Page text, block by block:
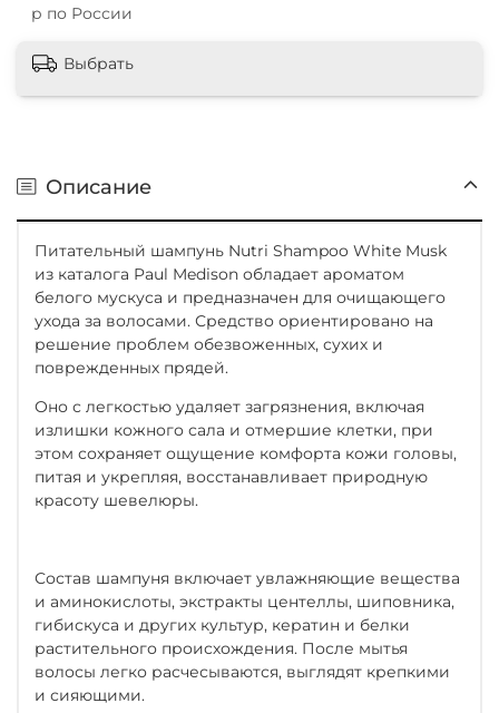
р по России
Выбрать
Описание
Питательный шампунь Nutri Shampoo White Musk
из каталога Paul Medison обладает ароматом
белого мускуса и предназначен для очищающего
ухода за волосами. Средство ориентировано на
решение проблем обезвоженных, сухих и
поврежденных прядей.
Оно с легкостью удаляет загрязнения, включая
излишки кожного сала и отмершие клетки, при
этом сохраняет ощущение комфорта кожи головы,
питая и укрепляя, восстанавливает природную
красоту шевелюры.
Состав шампуня включает увлажняющие вещества
и аминокислоты, экстракты центеллы, шиповника,
гибискуса и других культур, кератин и белки
растительного происхождения. После мытья
волосы легко расчесываются, выглядят крепкими
и сияющими.